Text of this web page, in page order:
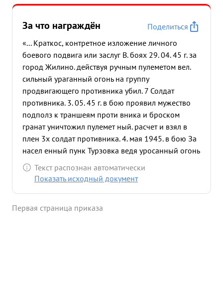
За что награждён
Поделиться
«... Краткос, контретное изложение личного
боевого подвига или заслуг В. боях 29. 04. 45 г. за
город Жилино. действуя ручным пулеметом вел.
сильный ураганный огонь на группу
продвигающего противника убил. 7 Солдат
противника. 3. 05. 45 г. в бою проявил мужество
подполз к траншеям проти вника и броском
гранат уничтожил пулемет ный. расчет и взял в
плен 3х солдат противника. 4. мая 1945. в бою За
насел енный пунк Турзовка ведя уросанный огонь
из своего пулемета убил офицера противника За
проявленную отвагу И мужество в боях достоин
Текст распознан автоматически
Показать исходный документ
Первая страница приказа